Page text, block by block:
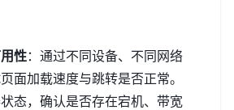
性：通过不同设备、不同网络
面加载速度与跳转是否正常。
态，确认是否存在宕机、带宽